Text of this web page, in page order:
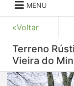
MENU
«Voltar
Terreno
Vieira do